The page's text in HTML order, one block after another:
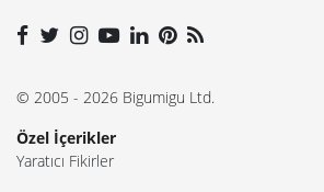
© 2005 - 2026 Bigumigu Ltd.
Özel İçerikler
Yaratıcı Fikirler